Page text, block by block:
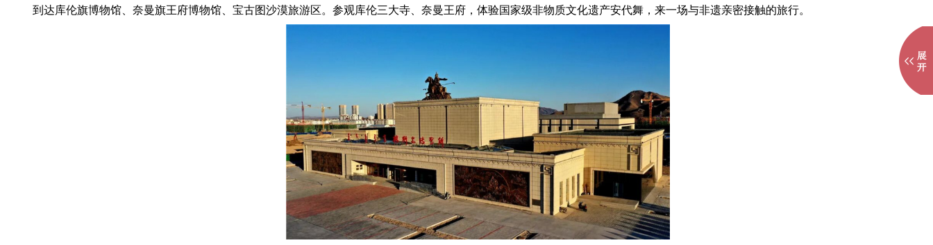
到达库伦旗博物馆、奈曼旗王府博物馆、宝古图沙漠旅游区。参观库伦三大寺、奈曼王府，体验国家级非物质文化遗产安代舞，来一场与非遗亲密接触的旅行。